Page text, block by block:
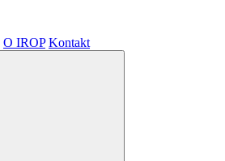
O IROP Kontakt